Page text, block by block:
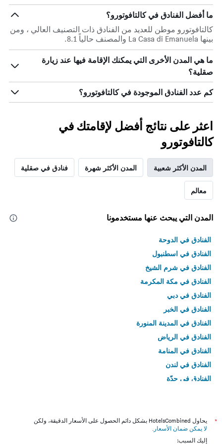
حسب
النجوم
يتضمن
المخطط
1
محور
X
التي
تعرض
فئات
الفنادق
المخطط
1
محور
الذي
يعرض
متوسط
سعر
الغرفة
الليلة
عُثر
عليه
خلال
آخر
3
أيام
ما أفضل الفنادق في كالتافوتورو؟
كالتافوتورو موطن للعديد من الفنادق ذات التصنيف العالي ، ومن
بينها La Casa di Emanuela والمصنف حالياً 8.1.
ما هي المدن الأخرى التي يمكنك الإقامة فيها عند زيارة
صقلية؟
كم عدد الفنادق الموجودة في كالتافوتورو؟
اعثر على نتائج أفضل لإقامتك في
كالتافوتورو
المدن الأكثر شعبية المدن الأكثر شهرة فنادق في صقلية
معالم
المدن التي يبحث عنها مستخدمونا
الفنادق في الدوحة
الفنادق في اسطنبول
الفنادق في شرم الشيخ
الفنادق في مكة المكرمة
الفنادق في دبي
الفنادق في الخبر
الفنادق في المدينة المنورة
الفنادق في الرياض
الفنادق في المنامة
الفنادق في لندن
الفنادق في جدّة
*
يحاول HotelsCombined بشكل دائم الحصول على الأسعار الدقيقة، ولكن
لا يمكن ضمان الأسعار .
إليك السبب: